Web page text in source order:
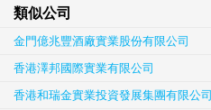
類似公司
金門億兆豐酒廠實業股份有限公司
香港澤邦國際實業有限公司
香港和瑞金實業投資發展集團有限公司